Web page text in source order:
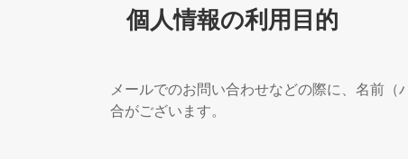
個人情報の利用目的
メールでのお問い合わせなどの際に、名前
合がございます。